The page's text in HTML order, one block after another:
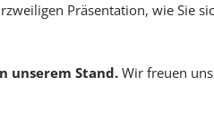
Präsentation, wie Sie
unserem Stand.Wir freuen